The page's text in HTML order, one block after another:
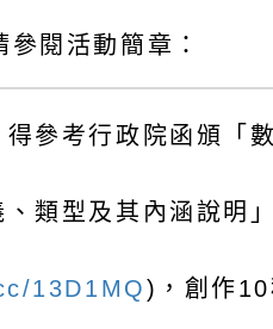
參閱活動簡章：
得參考行政院函頒「
、類型及其內涵說明
13D1MQ)，創作